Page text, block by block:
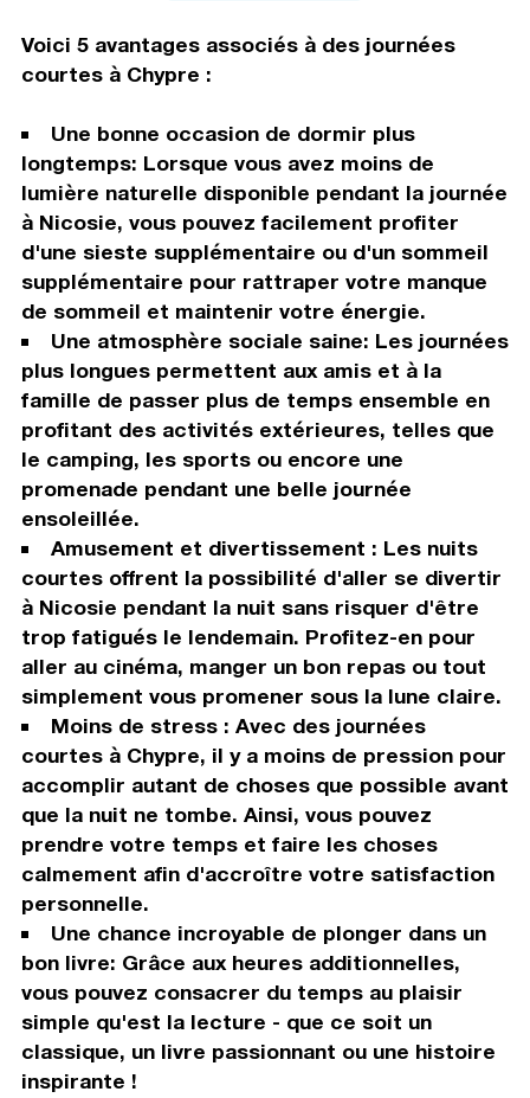
Voici 5 avantages associés à des journées
courtes à Chypre :
Une bonne occasion de dormir plus
longtemps: Lorsque vous avez moins de
lumière naturelle disponible pendant la journée
à Nicosie, vous pouvez facilement profiter
d'une sieste supplémentaire ou d'un sommeil
supplémentaire pour rattraper votre manque
de sommeil et maintenir votre énergie.
Une atmosphère sociale saine: Les journées
plus longues permettent aux amis et à la
famille de passer plus de temps ensemble en
profitant des activités extérieures, telles que
le camping, les sports ou encore une
promenade pendant une belle journée
ensoleillée.
Amusement et divertissement : Les nuits
courtes offrent la possibilité d'aller se divertir
à Nicosie pendant la nuit sans risquer d'être
trop fatigués le lendemain. Profitez-en pour
aller au cinéma, manger un bon repas ou tout
simplement vous promener sous la lune claire.
Moins de stress : Avec des journées
courtes à Chypre, il y a moins de pression pour
accomplir autant de choses que possible avant
que la nuit ne tombe. Ainsi, vous pouvez
prendre votre temps et faire les choses
calmement afin d'accroître votre satisfaction
personnelle.
Une chance incroyable de plonger dans un
bon livre: Grâce aux heures additionnelles,
vous pouvez consacrer du temps au plaisir
simple qu'est la lecture - que ce soit un
classique, un livre passionnant ou une histoire
inspirante !